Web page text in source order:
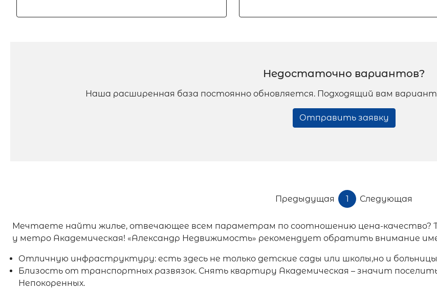
Недостаточно вариантов?
Наша расширенная база постоянно обновляется. Подходящий вам
Отправить заявку
Предыдущая 1 Следующая
Мечтаете найти жилье, отвечающее всем параметрам по соотношению цена-качество?
у метро Академическая! «Александр Недвижимость» рекомендует обратить внимание
Отличную инфраструктуру: есть здесь не только детские сады или школы,но и
Близость от транспортных развязок. Снять квартиру Академическая – значит
Непокоренных.